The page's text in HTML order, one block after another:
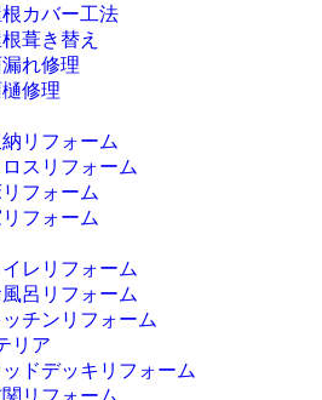
根カバー工法
根葺き替え
れ修理
修理
リフォーム
ロスリフォーム
リフォーム
フォーム
イレリフォーム
呂リフォーム
チンリフォーム
リア
ッドデッキリフォーム
リフォーム